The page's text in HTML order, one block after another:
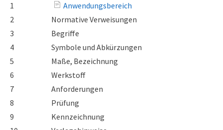
1
Anwendungsbereich
2
Normative Verweisungen
3
Begriffe
4
Symbole und Abkürzungen
5
Maße, Bezeichnung
6
Werkstoff
7
Anforderungen
8
Prüfung
9
Kennzeichnung